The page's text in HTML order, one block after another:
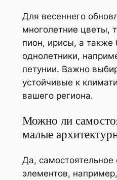
Для весеннего
многолетние цветы,
пион, ирисы, а также
однолетники,
петунии. Важно
устойчивые к
вашего региона.
Можно ли
малые
Да, самостоятельное
элементов,